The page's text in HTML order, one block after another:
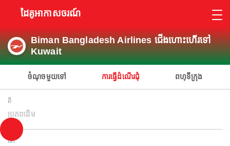
ដៃគូអាកាសចរណ៍
Biman Bangladesh Airlines ជើងហោះហើរទៅ
Kuwait
ចំណុចមួយទៅ ការធ្វើដំណើរជុំ ពហុទីក្រុង
ពី
ប្រភពដើម
ទៅ